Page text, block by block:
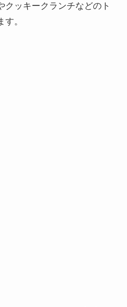
クッキークランチなどのト
。